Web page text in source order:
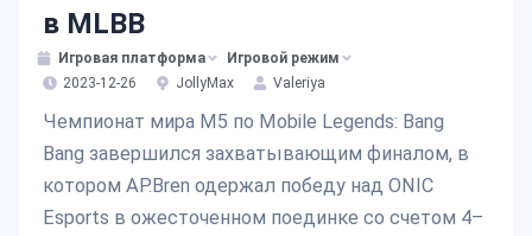
в MLBB
Игровая платформа
Игровой режим
2023-12-26
JollyMax Valeriya
Чемпионат мира M5 по Mobile Legends: Bang
Bang завершился захватывающим финалом, в
котором AP.Bren одержал победу над ONIC
Esports в ожесточенном поединке со счетом 4–